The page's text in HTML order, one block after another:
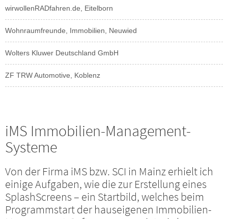
wirwollenRADfahren.de, Eitelborn
Wohnraumfreunde, Immobilien, Neuwied
Wolters Kluwer Deutschland GmbH
ZF TRW Automotive, Koblenz
iMS Immobilien-Management-
Systeme
Von der Firma iMS bzw. SCI in Mainz erhielt ich
einige Aufgaben, wie die zur Erstellung eines
SplashScreens – ein Startbild, welches beim
Programmstart der hauseigenen Immobilien-